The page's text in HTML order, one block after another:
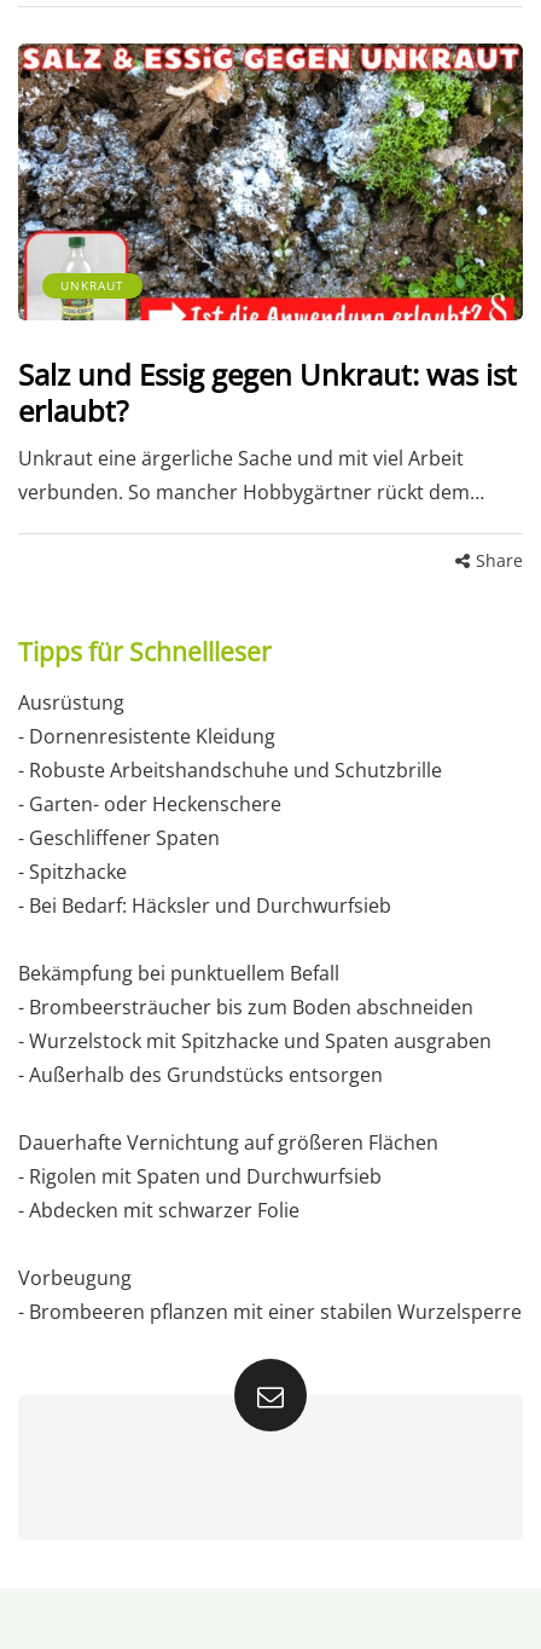
UNKRAUT
Salz und Essig gegen Unkraut: was ist
erlaubt?
Unkraut eine ärgerliche Sache und mit viel Arbeit
verbunden. So mancher Hobbygärtner rückt dem…
Share
Tipps für Schnellleser
Ausrüstung
- Dornenresistente Kleidung
- Robuste Arbeitshandschuhe und Schutzbrille
- Garten- oder Heckenschere
- Geschliffener Spaten
- Spitzhacke
- Bei Bedarf: Häcksler und Durchwurfsieb
Bekämpfung bei punktuellem Befall
- Brombeersträucher bis zum Boden abschneiden
- Wurzelstock mit Spitzhacke und Spaten ausgraben
- Außerhalb des Grundstücks entsorgen
Dauerhafte Vernichtung auf größeren Flächen
- Rigolen mit Spaten und Durchwurfsieb
- Abdecken mit schwarzer Folie
Vorbeugung
- Brombeeren pflanzen mit einer stabilen Wurzelsperre